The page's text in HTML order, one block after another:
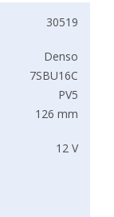
30519
Denso
7SBU16C
PV5
126 mm
12 V